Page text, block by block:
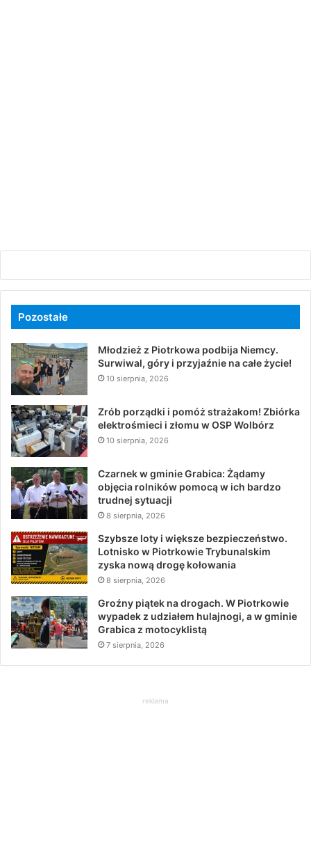
Pozostałe
Młodzież z Piotrkowa podbija Niemcy.
Surwiwal, góry i przyjaźnie na całe życie!
10 sierpnia, 2026
Zrób porządki i pomóż strażakom! Zbiórka
elektrośmieci i złomu w OSP Wolbórz
10 sierpnia, 2026
Czarnek w gminie Grabica: Żądamy
objęcia rolników pomocą w ich bardzo
trudnej sytuacji
8 sierpnia, 2026
Szybsze loty i większe bezpieczeństwo.
Lotnisko w Piotrkowie Trybunalskim
zyska nową drogę kołowania
8 sierpnia, 2026
Groźny piątek na drogach. W Piotrkowie
wypadek z udziałem hulajnogi, a w gminie
Grabica z motocyklistą
7 sierpnia, 2026
reklama